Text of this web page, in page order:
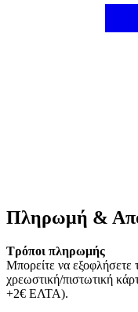
Πληρωμή &
Τρόποι πληρωμής
Μπορείτε να
χρεωστική/πιστωτική
+2€ ΕΛΤΑ).